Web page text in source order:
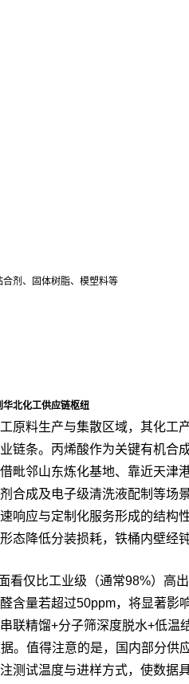
剂、固体树脂、模塑料等
北化工供应链枢纽
原料生产与集散区域，其化
链条。丙烯酸作为关键有机
毗邻山东炼化基地、靠近天
合成及电子级清洗液配制等
响应与定制化服务形成的结
降低分装损耗，铁桶内壁经
看仅比工业级（通常98%）高
含量若超过50ppm，将显著
联精馏+分子筛深度脱水+低
。值得注意的是，国内部分供
测试温度与进样方式，使数